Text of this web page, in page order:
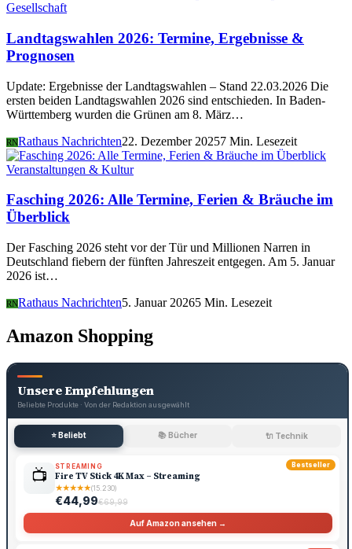
Gesellschaft
Landtagswahlen 2026: Termine, Ergebnisse &
Prognosen
Update: Ergebnisse der Landtagswahlen – Stand 22.03.2026 Die
ersten beiden Landtagswahlen 2026 sind entschieden. In Baden-
Württemberg wurden die Grünen am 8. März…
RNRathaus Nachrichten22. Dezember 20257 Min. Lesezeit
Veranstaltungen & Kultur
Fasching 2026: Alle Termine, Ferien & Bräuche im
Überblick
Der Fasching 2026 steht vor der Tür und Millionen Narren in
Deutschland fiebern der fünften Jahreszeit entgegen. Am 5. Januar
2026 ist…
RNRathaus Nachrichten5. Januar 20265 Min. Lesezeit
Amazon Shopping
Unsere Empfehlungen
Beliebte Produkte · Von der Redaktion ausgewählt
⭐ Beliebt 📚 Bücher 🔌 Technik
Bestseller
📺 STREAMING
Fire TV Stick 4K Max – Streaming
★★★★★(15.230)
€44,99€69,99
Auf Amazon ansehen →